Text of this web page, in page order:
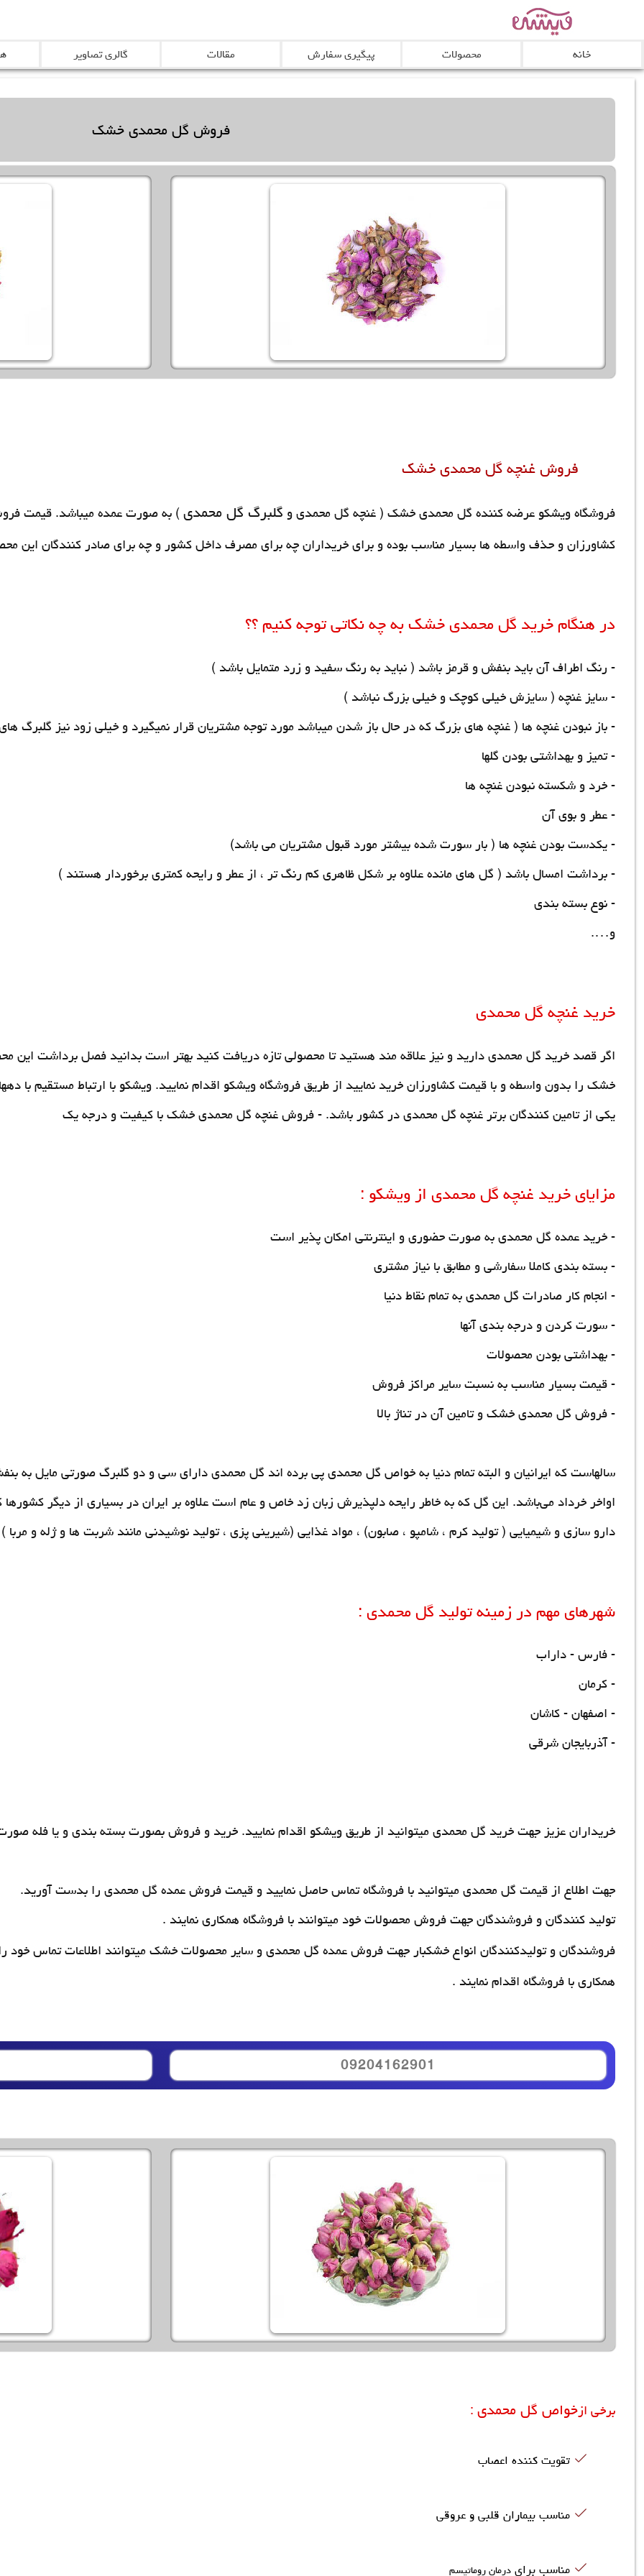
خانه محصولات پیگیری سفارش مقالات گالری تصاویر
فروش گل محمدیخشک
فروش غنچه گل محمدیخشک
فروشگاه ویشکو عرضه کننده گل محمدی خشک ( غنچه گل محمدی وگلبرگ گل محمدی) به صورت عمده میباشد. قیمت
کشاورزان و حذف واسطه ها بسیار مناسب بوده و برای خریداران چه برای مصرف داخل کشور و چه برای صادر کنندگان این
در هنگامخرید گل محمدیخشک به چه نکاتی توجه کنیم ؟؟
- رنگ اطراف آن باید بنفش و قرمز باشد ( نباید به رنگ سفید و زرد متمایل باشد )
- سایز غنچه ( سایزش خیلی کوچک و خیلی بزرگ نباشد )
- باز نبودن غنچه ها ( غنچه های بزرگ که در حال باز شدن میباشد مورد توجه مشتریان قرار نمیگیرد و خیلی زود نیز گلبرگ
- تمیز و بهداشتی بودن گلها
- خرد و شکسته نبودن غنچه ها
- عطر و بوی آن
- یکدست بودن غنچه ها ( بار سورت شده بیشتر مورد قبول مشتریان می باشد)
- برداشت امسال باشد ( گل های مانده علاوه بر شکل ظاهری کم رنگ تر ، از عطر و رایحه کمتری برخوردار هستند )
- نوع بسته بندی
و….
خرید غنچه گل محمدی
اگر قصد خرید گل محمدی دارید و نیز علاقه مند هستید تا محصولی تازه دریافت کنید بهتر است بدانید فصل برداشت این
خشک را بدون واسطه و با قیمت کشاورزان خرید نمایید از طریق فروشگاه ویشکو اقدام نمایید. ویشکو با ارتباط مستقیم با
یکی از تامین کنندگان برتر غنچه گل محمدی در کشور باشد.
مزایایخرید غنچه گل محمدی از ویشکو :
-فروش غنچه گل محمدی خشکبا کیفیت و درجه یک
-خرید عمده گل محمدیبه صورت حضوری و اینترنتی امکان پذیر است
- بسته بندی کاملا سفارشی و مطابق با نیاز مشتری
- انجام کار صادرات گل محمدی به تمام نقاط دنیا
- سورت کردن و درجه بندی آنها
- بهداشتی بودن محصولات
- قیمت بسیار مناسب به نسبت سایر مراکز فروش
-فروش گل محمدی خشکو تامین آن در تناژ بالا
سالهاست که ایرانیان و البته تمام دنیا به خواص گل محمدی پی برده اند گل محمدی دارای سی و دو گلبرگ صورتی مایل به
اواخر خرداد می‌باشد. این گل که به خاطر رایحه دلپذیرش زبان زد خاص و عام است علاوه بر ایران در بسیاری از دیگر
دارو سازی و شیمیایی ( تولید کرم ، شامپو ، صابون) ، مواد غذایی (شیرینی پزی ، تولید نوشیدنی مانند شربت ها و ژله و مربا
شهرهای مهم در زمینه تولید گل محمدی :
- فارس - داراب
- کرمان
- اصفهان - کاشان
- آذربایجان شرقی
خریداران عزیز جهت خرید گل محمدی میتوانید از طریق ویشکو اقدام نمایید. خرید و فروش بصورت بسته بندی و یا فله
جهت اطلاع از قیمت گل محمدی میتوانید با فروشگاه تماس حاصل نمایید و قیمتفروش عمده گل محمدیرا بدست آورید.
تولید کنندگان و فروشندگان جهت فروش محصولات خود میتوانند با فروشگاه همکاری نمایند .
فروشندگان و تولیدکنندگان انواع خشکبار جهت فروش عمده گل محمدی و سایر محصولات خشک میتوانند اطلاعات تماس خود
همکاری با فروشگاه اقدام نمایند .
09204162901
برخی ازخواص گل محمدی:
تقویت کننده اعصاب
مناسب بیماران قلبی و عروقی
مناسب برایدرمان روماتیسم